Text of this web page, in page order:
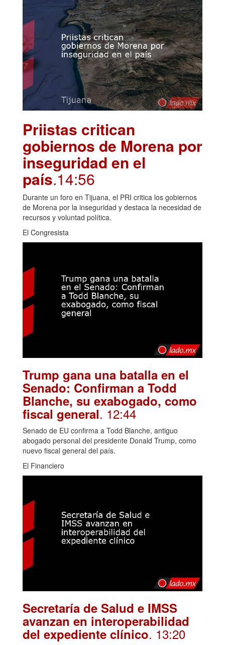
Priistas critican
gobiernos de Morena por
inseguridad en el
país.14:56
Durante un foro en Tijuana, el PRI critica los gobiernos
de Morena por la inseguridad y destaca la necesidad de
recursos y voluntad política.
El Congresista
Trump gana una batalla en el
Senado: Confirman a Todd
Blanche, su exabogado, como
fiscal general. 12:44
Senado de EU confirma a Todd Blanche, antiguo
abogado personal del presidente Donald Trump, como
nuevo fiscal general del país.
El Financiero
Secretaría de Salud e IMSS
avanzan en interoperabilidad
del expediente clínico. 13:20